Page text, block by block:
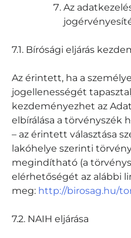
Az
7.1. Bírósági eljárás
Az érintett, ha a
jogellenességét
kezdeményezhet az
elbírálása a törvényszék
– az érintett választása
lakóhelye szerinti
megindítható (a
elérhetőségét az alábbi
meg: http://birosag.hu/
7.2. NAIH eljárása